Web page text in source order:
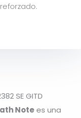
SE GITD
Notees una